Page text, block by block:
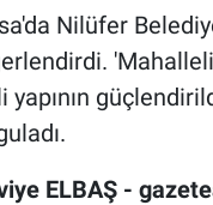
Nilüfer
yapının
ELBAŞ -